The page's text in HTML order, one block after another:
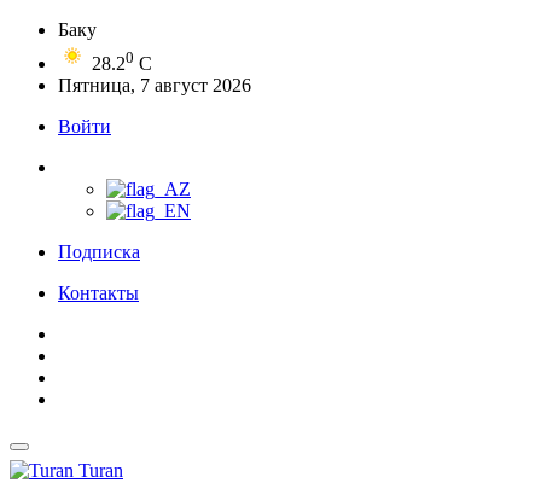
Баку
28.20 C
Пятница, 7 август 2026
Войти
Подписка
Контакты
Turan